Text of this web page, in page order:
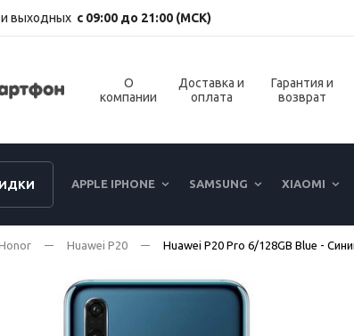
выходных с 09:00 до 21:00 (МСК)
О
компании
Доставка и
оплата
Гарантия и
возврат
APPLE IPHONE SAMSUNG XIAOMI
Huawei P20 Huawei P20 Pro 6/128GB Blue -